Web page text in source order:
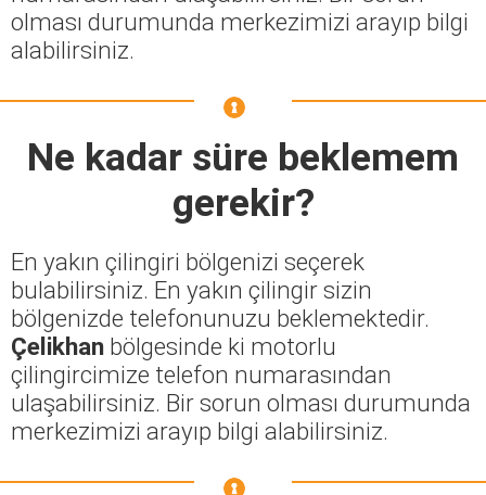
olması durumunda merkezimizi arayıp bilgi
alabilirsiniz.
Ne kadar süre beklemem
gerekir?
En yakın çilingiri bölgenizi seçerek
bulabilirsiniz. En yakın çilingir sizin
bölgenizde telefonunuzu beklemektedir.
Çelikhan bölgesinde ki motorlu
çilingircimize telefon numarasından
ulaşabilirsiniz. Bir sorun olması durumunda
merkezimizi arayıp bilgi alabilirsiniz.